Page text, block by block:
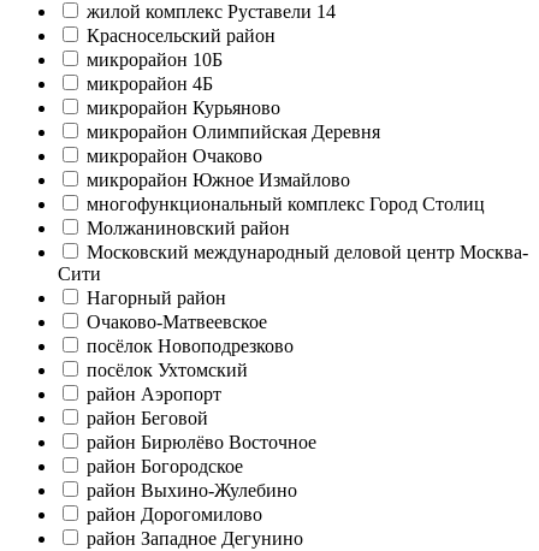
жилой комплекс Руставели 14
Красносельский район
микрорайон 10Б
микрорайон 4Б
микрорайон Курьяново
микрорайон Олимпийская Деревня
микрорайон Очаково
микрорайон Южное Измайлово
многофункциональный комплекс Город Столиц
Молжаниновский район
Московский международный деловой центр Москва-
Сити
Нагорный район
Очаково-Матвеевское
посёлок Новоподрезково
посёлок Ухтомский
район Аэропорт
район Беговой
район Бирюлёво Восточное
район Богородское
район Выхино-Жулебино
район Дорогомилово
район Западное Дегунино